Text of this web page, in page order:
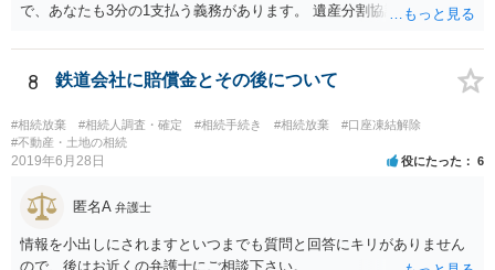
で、あなたも3分の1支払う義務があります。 遺産分割協議をして、不
払い義務があります。
8 鉄道会社に賠償金とその後について
#相続放棄 #相続人調査・確定 #相続手続き #相続放棄
#口座凍結解除
#不動産・土地の相続
2019年6月28日 役にたった 6
匿名A 弁護士
情報を小出しにされますといつまでも質問と回答にキリがありません
ので、後はお近くの弁護士にご相談下さい。